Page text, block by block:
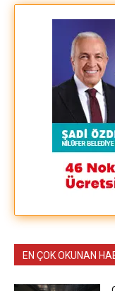
EN ÇOK OKUNAN